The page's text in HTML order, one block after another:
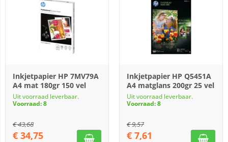
Inkjetpapier HP 7MV79A
A4 mat 180gr 150 vel
Uit voorraad leverbaar.
Voorraad: 8
€43,68
€ 34,75
Inkjetpapier HP Q5451A
A4 matglans 200gr 25 vel
Uit voorraad leverbaar.
Voorraad: 8
€9,57
€ 7,61